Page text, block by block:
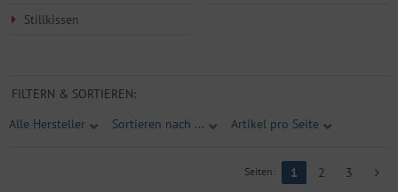
Stillkissen
FILTERN & SORTIEREN:
Alle Hersteller
Sortieren nach ... Artikel pro Seite
Seiten: 1 2 3